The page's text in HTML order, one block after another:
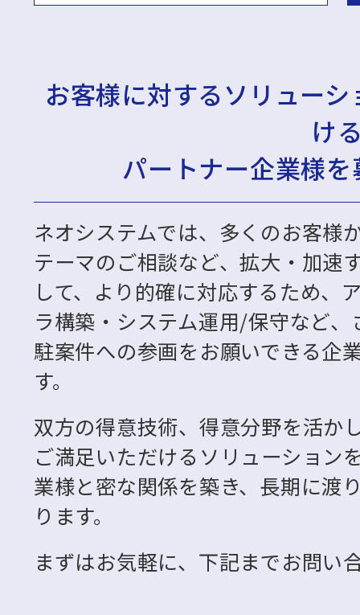
お客様に対するソリュー
け
パートナー企業様
ネオシステムでは、多くのお客様
テーマのご相談など、拡大・加速
して、より的確に対応するため、
ラ構築・システム運用/保守など
駐案件への参画をお願いできる企
す。
双方の得意技術、得意分野を活か
ご満足いただけるソリューション
業様と密な関係を築き、長期に渡
ります。
まずはお気軽に、下記までお問い